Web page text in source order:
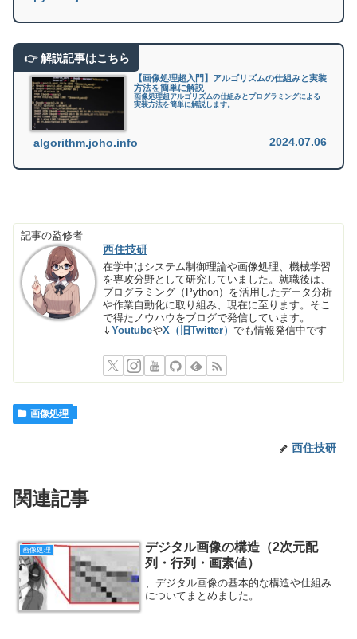
【画像処理超入門】アルゴリズムの仕組みと実装
方法を簡単に解説
画像処理超アルゴリズムの仕組みとプログラミングによる
実装方法を簡単に解説します。
algorithm.joho.info 2024.07.06
記事の監修者
西住技研
在学中はシステム制御理論や画像処理、機械学習
を専攻分野として研究していました。就職後は、
プログラミング（Python）を活用したデータ分析
や作業自動化に取り組み、現在に至ります。そこ
で得たノウハウをブログで発信しています。
⇓ YoutubeやX（旧Twitter）でも情報発信中です
画像処理
西住技研
関連記事
画像処理
デジタル画像の構造（2次元配
列・行列・画素値）
、デジタル画像の基本的な構造や仕組み
についてまとめました。